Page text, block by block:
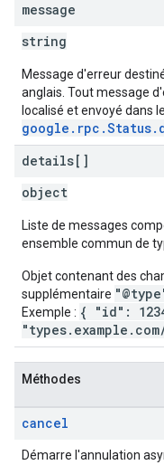
message
string
Message d'erreur
anglais. Tout message
localisé et envoyé dans
details[]
object
Liste de messages
ensemble commun de
Objet contenant des
supplémentaire
Exemple : { "id":
Méthodes
cancel
Démarre l'annulation